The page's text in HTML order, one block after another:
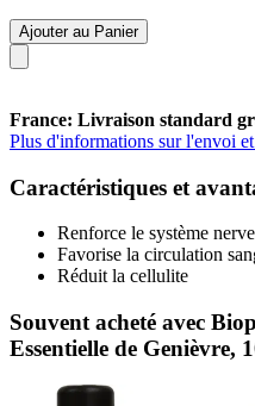
Ajouter au Panier
France: Livraison standard
Plus d'informations sur l'envoi
Caractéristiques et
Renforce le système
Favorise la circulation
Réduit la cellulite
Souvent acheté avec
Essentielle de Genièvre,